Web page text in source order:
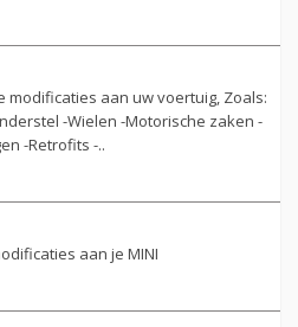
modificaties aan uw voertuig, Zoals:
-Wielen -Motorische zaken -
-Retrofits -..
aan je MINI